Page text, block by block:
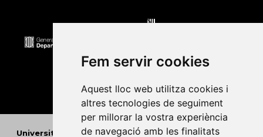
Fem servir cookies
Aquest lloc web utilitza cookies i
altres tecnologies de seguiment
per millorar la vostra experiència
de navegació amb les finalitats
Universitat Abat Oliba CEU•Universitat d'Alacant